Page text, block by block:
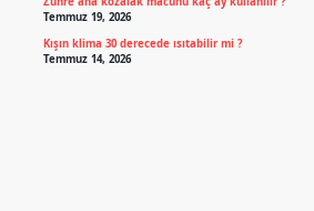
Temmuz 19, 2026
Kışın klima 30 derecede ısıtabilir mi ?
Temmuz 14, 2026